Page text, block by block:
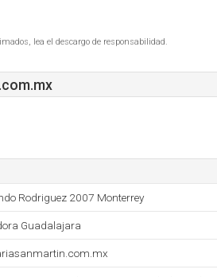
lea el descargo de responsabilidad.
Rodriguez 2007 Monterrey
Guadalajara